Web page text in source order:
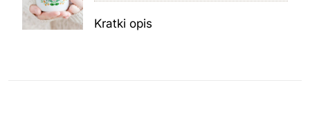
CU
Kratki opis